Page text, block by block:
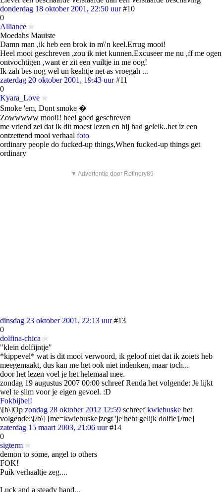
donderdag 18 oktober 2001, 22:50 uur #10
0
Alliance
Moedahs Mauiste
Damn man ,ik heb een brok in m\'n keel.Errug mooi!
Heel mooi geschreven ,zou ik niet kunnen.Excuseer me nu ,ff me ogen
ontvochtigen ,want er zit een vuiltje in me oog!
Ik zah bes nog wel un keahtje net as vroegah ...
zaterdag 20 oktober 2001, 19:43 uur #11
0
Kyara_Love
Smoke 'em, Dont smoke �
Zowwwww mooi!! heel goed geschreven
me vriend zei dat ik dit moest lezen en hij had geleik..het iz een
ontzettend mooi verhaal foto
ordinary people do fucked-up things,When fucked-up things get
ordinary
▼ Advertentie door Refinery89
dinsdag 23 oktober 2001, 22:13 uur #13
0
dolfina-chica
"klein dolfijntje"
*kippevel* wat is dit mooi verwoord, ik geloof niet dat ik zoiets heb
meegemaakt, dus kan me het ook niet indenken, maar toch...
door het lezen voel je het helemaal mee.
zondag 19 augustus 2007 00:00 schreef Renda het volgende: Je lijkt
wel te slim voor je eigen gevoel. :D
Fokbijbel!
\[b\]Op zondag 28 oktober 2012 12:59 schreefkwiebuske het
volgende:\[/b\] [me=kwiebuske]zegt 'je hebt gelijk dolfie'[/me]
zaterdag 15 maart 2003, 21:06 uur #14
0
sigterm
demon to some, angel to others
FOK!
Puik verhaaltje zeg....
Luck and a steady hand...